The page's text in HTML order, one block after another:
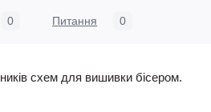
0 Питання 0
схем для вишивки бісером.